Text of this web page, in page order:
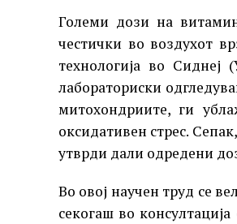
Големи дози на
честички во воздухот
технологија во
лабораториски
митохондриите, ги
оксидативен стрес.
утврди дали одредени
Во овој научен труд се
секогаш во